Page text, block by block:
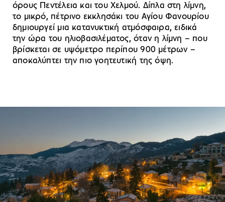
όρους Πεντέλεια και του Χελμού. Δίπλα στη λίμνη,
το μικρό, πέτρινο εκκλησάκι του Αγίου Φανουρίου
δημιουργεί μια κατανυκτική ατμόσφαιρα, ειδικά
την ώρα του ηλιοβασιλέματος, όταν η λίμνη – που
βρίσκεται σε υψόμετρο περίπου 900 μέτρων –
αποκαλύπτει την πιο γοητευτική της όψη.